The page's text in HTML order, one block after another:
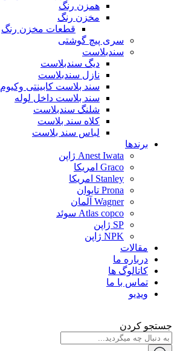
همزن رنگ
مخزن رنگ
قطعات مخزن رنگ
سری پیچ گوشتی
سندبلاست
دیگ سندبلاست
نازل سندبلاست
سند بلاست کابینتی وکیوم
سند بلاست داخل لوله
شلنگ سندبلاست
کلاه سند بلاست
لباس سند بلاست
برندها
Anest Iwata ژاپن
Graco امریکا
Stanley امریکا
Prona تایوان
Wagner آلمان
Atlas copco سوئد
SP ژاپن
NPK ژاپن
مقالات
درباره ما
کاتالوگ ها
تماس با ما
ویدیو
جستجو کردن